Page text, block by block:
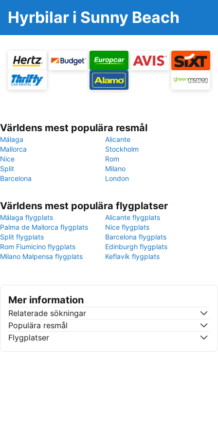
Hyrbilar i Sunny Beach
Världens mest populära resmål
Málaga
Alicante
Mallorca
Stockholm
Nice
Rom
Split
Milano
Barcelona
London
Världens mest populära flygplatser
Málaga flygplats
Alicante flygplats
Palma de Mallorca flygplats
Nice flygplats
Split flygplats
Barcelona flygplats
Rom Fiumicino flygplats
Edinburgh flygplats
Milano Malpensa flygplats
Keflavík flygplats
Mer information
Relaterade sökningar
Populära resmål
Flygplatser